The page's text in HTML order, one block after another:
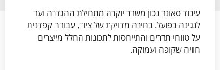
עיבוד סאונד נכון משדר יוקרה מתחילת ההגדרה ועד
לנגינה בפועל. בחירה מדויקת של ציוד, עבודה קפדנית
על טווחי תדרים והתייחסות לתכונות החלל מייצרים
חוויה שקופה ועמוקה.